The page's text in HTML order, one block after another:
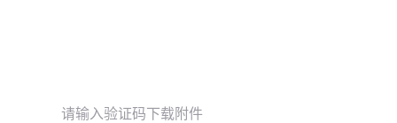
请输入验证码下载附件